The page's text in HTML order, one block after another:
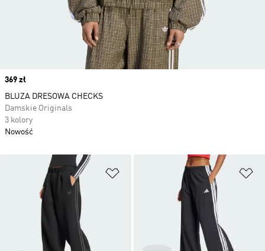
Dodaj do listy życzeń
Price
369 zł
BLUZA DRESOWA CHECKS
Damskie Originals
3 kolory
Nowość